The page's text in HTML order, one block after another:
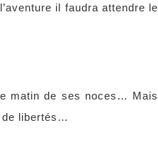
il faudra attendre le
matin de ses noces… Mais
de libertés…